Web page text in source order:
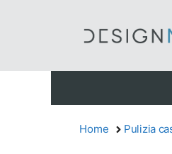
Home Pulizia